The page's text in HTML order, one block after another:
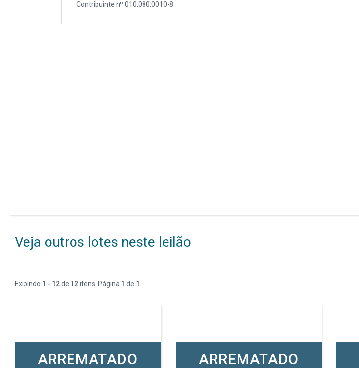
Contribuinte nº 010.080.0010-8.
Veja outros lotes neste leilão
Exibindo 1 - 12de 12itens. Página 1 de 1
ARREMATADO ARREMATADO